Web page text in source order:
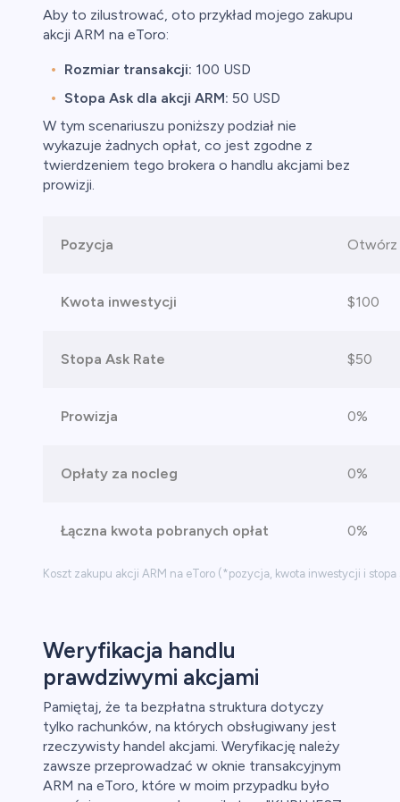
Aby to zilustrować, oto przykład mojego zakupu
akcji ARM na eToro:
Rozmiar transakcji: 100 USD
Stopa Ask dla akcji ARM: 50 USD
W tym scenariuszu poniższy podział nie
wykazuje żadnych opłat, co jest zgodne z
twierdzeniem tego brokera o handlu akcjami bez
prowizji.
Koszt zakupu akcji ARM na eToro (*pozycja, kwota inwestycji i
Pozycja Otwórz
Kwota inwestycji $100
Stopa Ask Rate $50
Prowizja 0%
Opłaty za nocleg 0%
Łączna kwota pobranych opłat 0%
Weryfikacja handlu
prawdziwymi akcjami
Pamiętaj, że ta bezpłatna struktura dotyczy
tylko rachunków, na których obsługiwany jest
rzeczywisty handel akcjami. Weryfikację należy
zawsze przeprowadzać w oknie transakcyjnym
ARM na eToro, które w moim przypadku było